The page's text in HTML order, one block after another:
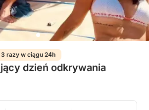
razy w ciągu 24h
dzień odkrywania